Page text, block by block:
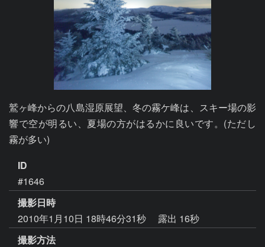
鷲ヶ峰からの八島湿原展望、冬の霧ケ峰は、スキー場の影
響で空が明るい、夏場の方がはるかに良いです。(ただし
霧が多い)
ID
#1646
撮影日時
2010年1月10日 18時46分31秒
露出 16秒
撮影方法